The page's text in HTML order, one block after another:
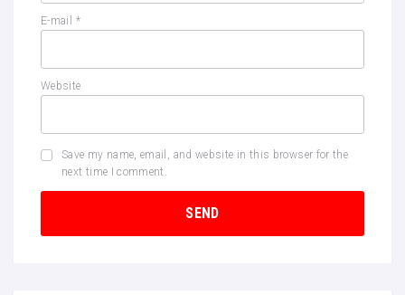
E-mail *
Website
Save my name, email, and website in this browser for the
next time I comment.